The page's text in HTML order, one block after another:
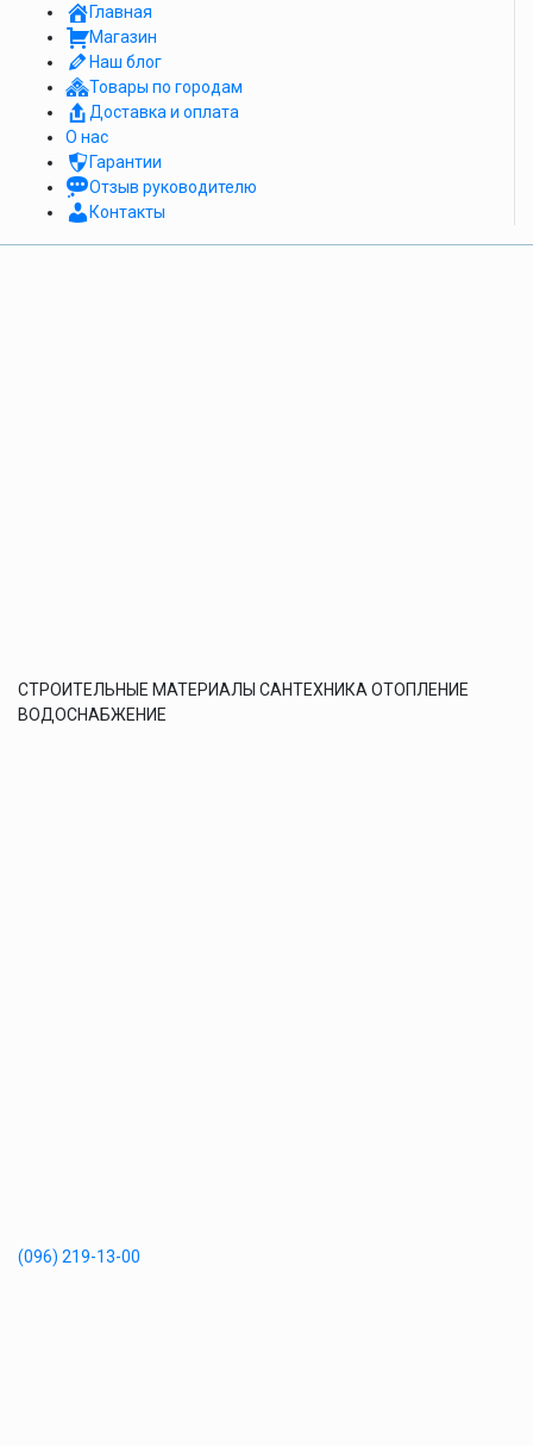
Главная
Магазин
Наш блог
Товары по городам
Доставка и оплата
О нас
Гарантии
Отзыв руководителю
Контакты
СТРОИТЕЛЬНЫЕ МАТЕРИАЛЫ САНТЕХНИКА ОТОПЛЕНИЕ
ВОДОСНАБЖЕНИЕ
(096) 219-13-00